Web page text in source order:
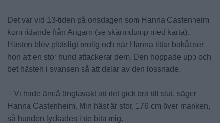
Det var vid 13-tiden på onsdagen som Hanna Castenheim
kom ridande från Angarn (se skärmdump med karta).
Hästen blev plötsligt orolig och när Hanna tittar bakåt ser
hon att en stor hund attackerar dem. Den hoppade upp och
bet hästen i svansen så att delar av den lossnade.
– Vi hade ändå änglavakt att det gick bra till slut, säger
Hanna Castenheim. Min häst är stor, 176 cm över manken,
så hunden lyckades inte bita mig.